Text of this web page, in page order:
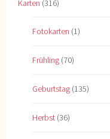
Karten (316)
Fotokarten (1)
Frühling (70)
Geburtstag (135)
Herbst (36)